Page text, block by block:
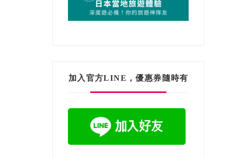
加入官方LINE，優惠券隨時有